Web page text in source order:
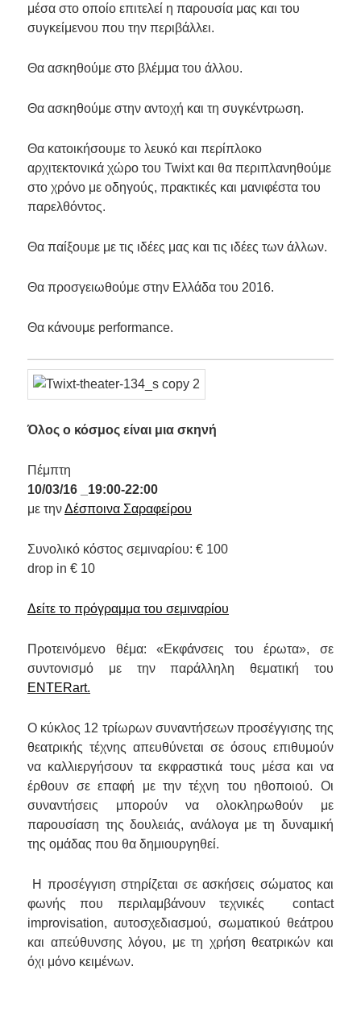
μέσα στο οποίο επιτελεί η παρουσία μας και του
συγκείμενου που την περιβάλλει.
Θα ασκηθούμε στο βλέμμα του άλλου.
Θα ασκηθούμε στην αντοχή και τη συγκέντρωση.
Θα κατοικήσουμε το λευκό και περίπλοκο
αρχιτεκτονικά χώρο του Twixt και θα περιπλανηθούμε
στο χρόνο με οδηγούς, πρακτικές και μανιφέστα του
παρελθόντος.
Θα παίξουμε με τις ιδέες μας και τις ιδέες των άλλων.
Θα προσγειωθούμε στην Ελλάδα του 2016.
Θα κάνουμε performance.
Όλος ο κόσμος είναι μια σκηνή
Πέμπτη
10/03/16 _19:00-22:00
με τηνΔέσποινα Σαραφείρου
Συνολικό κόστος σεμιναρίου: € 100
drop in € 10
Δείτε το πρόγραμμα του σεμιναρίου
Προτεινόμενο θέμα: «Εκφάνσεις του έρωτα», σε
συντονισμό με την παράλληλη θεματική του
ENTERart.
Ο κύκλος 12 τρίωρων συναντήσεων προσέγγισης της
θεατρικής τέχνης απευθύνεται σε όσους επιθυμούν
να καλλιεργήσουν τα εκφραστικά τους μέσα και να
έρθουν σε επαφή με την τέχνη του ηθοποιού. Οι
συναντήσεις μπορούν να ολοκληρωθούν με
παρουσίαση της δουλειάς, ανάλογα με τη δυναμική
της ομάδας που θα δημιουργηθεί.
Η προσέγγιση στηρίζεται σε ασκήσεις σώματος και
φωνής που περιλαμβάνουν τεχνικές
contact
improvisation, αυτοσχεδιασμού, σωματικού θεάτρου
και απεύθυνσης λόγου, με τη χρήση θεατρικών και
όχι μόνο κειμένων.